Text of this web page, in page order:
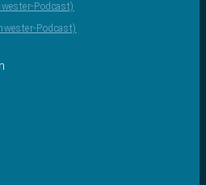
Podcast)
Podcast)